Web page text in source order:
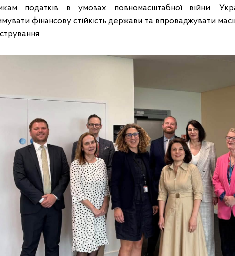
податків в умовах повномасштабної війни.
фінансову стійкість держави та впроваджувати